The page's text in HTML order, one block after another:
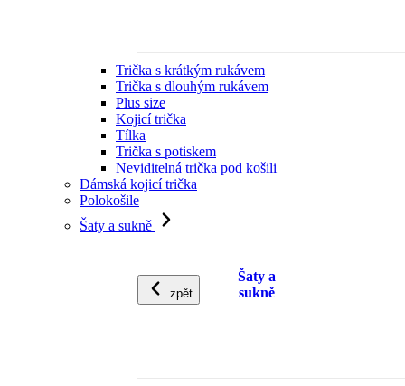
Trička s krátkým rukávem
Trička s dlouhým rukávem
Plus size
Kojicí trička
Tílka
Trička s potiskem
Neviditelná trička pod košili
Dámská kojicí trička
Polokošile
Šaty a sukně
zpět
Šaty a
sukně